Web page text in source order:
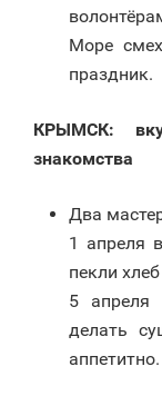
Море
праздник.
КРЫМСК:
знакомства
Два
1 апреля
пекли
5 апреля
делать
аппетитно.